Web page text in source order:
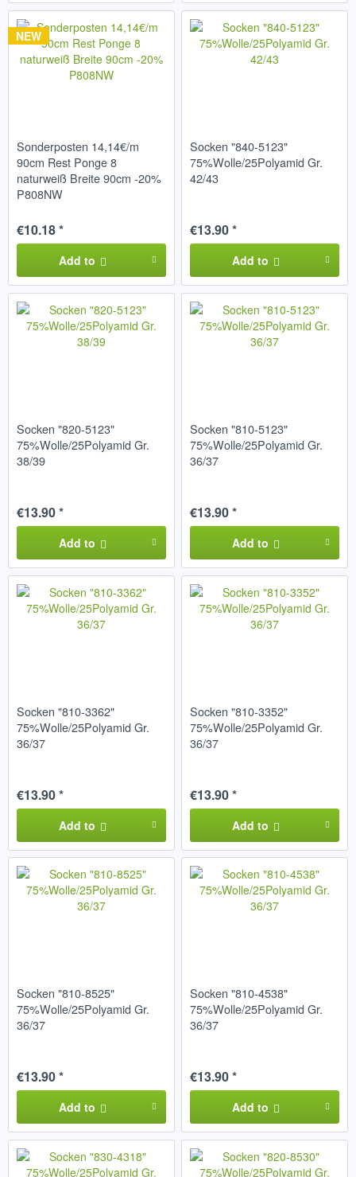
NEW
Sonderposten 14,14€/m
90cm Rest Ponge 8
naturweiß Breite 90cm -20%
P808NW
€10.18 *
Add to
Socken "840-5123"
75%Wolle/25Polyamid Gr.
42/43
€13.90 *
Add to
Socken "820-5123"
75%Wolle/25Polyamid Gr.
38/39
€13.90 *
Add to
Socken "810-5123"
75%Wolle/25Polyamid Gr.
36/37
€13.90 *
Add to
Socken "810-3362"
75%Wolle/25Polyamid Gr.
36/37
€13.90 *
Add to
Socken "810-3352"
75%Wolle/25Polyamid Gr.
36/37
€13.90 *
Add to
Socken "810-8525"
75%Wolle/25Polyamid Gr.
36/37
€13.90 *
Add to
Socken "810-4538"
75%Wolle/25Polyamid Gr.
36/37
€13.90 *
Add to